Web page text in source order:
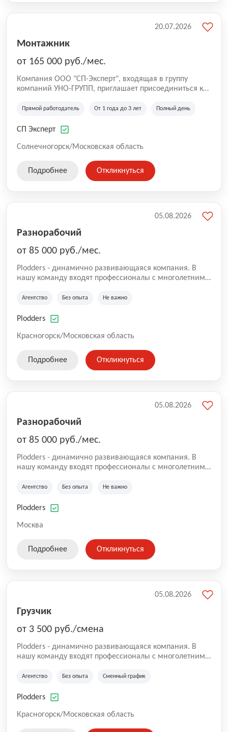
Монтажник
от 165 000 руб./мес.
Компания ООО "СП-Эксперт", входящая в группу
компаний УНО-ГРУПП, приглашает присоединиться к
работаем на рынке с 2005 года и оказываем комплекс
зданий из гибридных модульных блоков свободной
гибридно-модульного строительства.
Прямой работодатель От 1 года до 3 лет Полный день
СП Эксперт
Солнечногорск/Московская область
20.07.2026
Подробнее Откликнуться
Разнорабочий
от 85 000 руб./мес.
Plodders - динамично развивающаяся компания. В
нашу команду входят профессионалы с многолетним
на рынке аутсорсинга, а накопленный опыт позволяют
оказываемых услуг.
Агентство Без опыта Не важно
Plodders
Красногорск/Московская область
05.08.2026
Подробнее Откликнуться
Разнорабочий
от 85 000 руб./мес.
Plodders - динамично развивающаяся компания. В
нашу команду входят профессионалы с многолетним
на рынке аутсорсинга, а накопленный опыт позволяют
оказываемых услуг.
Агентство Без опыта Не важно
Plodders
Москва
05.08.2026
Подробнее Откликнуться
Грузчик
от 3 500 руб./смена
Plodders - динамично развивающаяся компания. В
нашу команду входят профессионалы с многолетним
на рынке аутсорсинга, а накопленный опыт позволяют
оказываемых услуг.
Агентство Без опыта Сменный график
Plodders
Красногорск/Московская область
05.08.2026